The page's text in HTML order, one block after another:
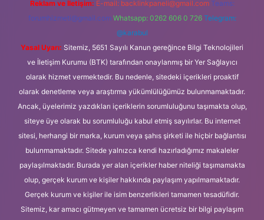
Reklam ve İletişim: E-mail: backlinkpaneli@gmail.com Teams:
forumhizmeti@gmail.com Whatsapp: 0262 606 0 726 Telegram:
@karabul
Yasal Uyarı: Sitemiz, 5651 Sayılı Kanun gereğince Bilgi Teknolojileri
ve İletişim Kurumu (BTK) tarafından onaylanmış bir Yer Sağlayıcı
olarak hizmet vermektedir. Bu nedenle, sitedeki içerikleri proaktif
olarak denetleme veya araştırma yükümlülüğümüz bulunmamaktadır.
Ancak, üyelerimiz yazdıkları içeriklerin sorumluluğunu taşımakta olup,
siteye üye olarak bu sorumluluğu kabul etmiş sayılırlar. Bu internet
sitesi, herhangi bir marka, kurum veya şahıs şirketi ile hiçbir bağlantısı
bulunmamaktadır. Sitede yalnızca kendi hazırladığımız makaleler
paylaşılmaktadır. Burada yer alan içerikler haber niteliği taşımamakta
olup, gerçek kurum ve kişiler hakkında paylaşım yapılmamaktadır.
Gerçek kurum ve kişiler ile isim benzerlikleri tamamen tesadüfidir.
Sitemiz, kar amacı gütmeyen ve tamamen ücretsiz bir bilgi paylaşım